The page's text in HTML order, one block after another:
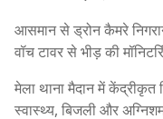
आसमान से ड्रोन कैमरे
वॉच टावर से भीड़ की
मेला थाना मैदान में केंद्रीकृत
स्वास्थ्य, बिजली और